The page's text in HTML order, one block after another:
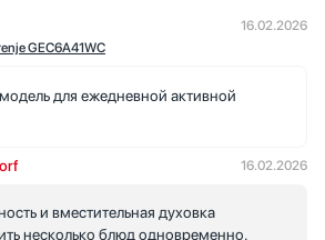
GEC6A41WC
16.02.2026
для ежедневной активной
16.02.2026
и вместительная духовка
несколько блюд одновременно.